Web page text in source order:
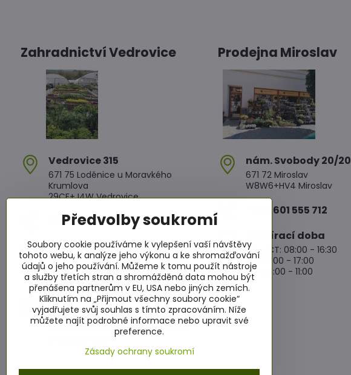
Zahradnictví Vedrovice
Vedrovice 315
671 75 Loděnice u Moravkého
Krumlova
29CF+J4W Vedrovice
+420 607 042 662
Otevírací doba
PO - PÁ: 08:00 - 11:00 13:00 - 17:00
SO : 08:00 - 11:30 13:00 - 16:30
NE : 08:00 - 11:30 14:00 - 16:00
Info
Žádáme zákazníky aby za všech
okolností dodržovali dopravní
Prodejna Miroslav
nám​. Svobody 20/20
671 72 Miroslav
W8W6+HV4 Miroslav
+420 601 555 712
Otevírací doba
PO - ČT: 08:00 - 16:30
PÁ: 08:00 - 17:00
SO: 08:00 - 11:00
Předvolby soukromí
Soubory cookie používáme k vylepšení vaší návštěvy
tohoto webu, k analýze jeho výkonu a ke shromažďování
údajů o jeho používání. Můžeme k tomu použít nástroje
a služby třetích stran a shromážděná data mohou být
přenášena partnerům v EU, USA nebo jiných zemích.
Kliknutím na „Přijmout všechny soubory cookie“
vyjadřujete svůj souhlas s tímto zpracováním. Níže
můžete najít podrobné informace nebo upravit své
preference.
Zásady ochrany soukromí